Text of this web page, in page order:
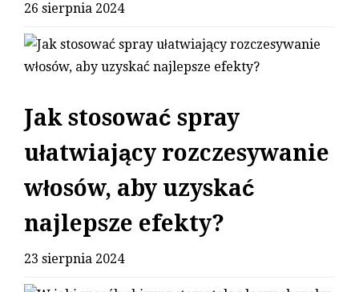
26 sierpnia 2024
Jak stosować spray
ułatwiający rozczesywanie
włosów, aby uzyskać
najlepsze efekty?
23 sierpnia 2024